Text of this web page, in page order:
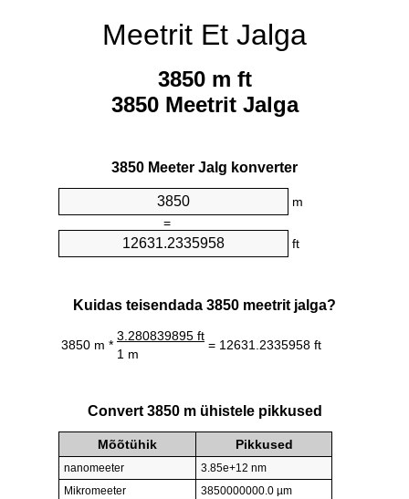
Meetrit Et Jalga
3850 m ft
3850 Meetrit Jalga
3850 Meeter Jalg konverter
m
=
ft
Kuidas teisendada 3850 meetrit jalga?
3850 m *
3.280839895 ft
= 12631.2335958 ft
1 m
Convert 3850 m ühistele pikkused
Mõõtühik Pikkused
nanomeeter
3.85e+12 nm
Mikromeeter
3850000000.0 µm